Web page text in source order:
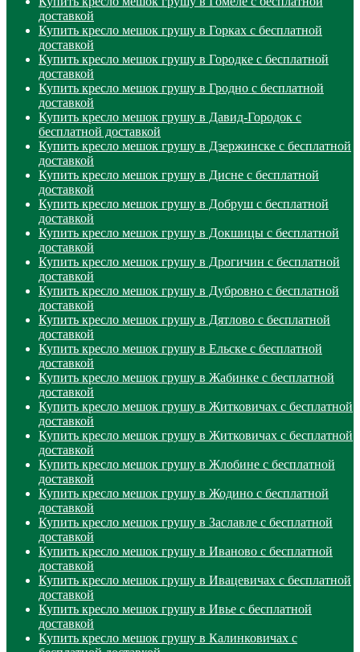
доставкой
Купить кресло мешок грушу в Горках с бесплатной
доставкой
Купить кресло мешок грушу в Городке с бесплатной
доставкой
Купить кресло мешок грушу в Гродно с бесплатной
доставкой
Купить кресло мешок грушу в Давид-Городок с
бесплатной доставкой
Купить кресло мешок грушу в Дзержинске с бесплатной
доставкой
Купить кресло мешок грушу в Дисне с бесплатной
доставкой
Купить кресло мешок грушу в Добруш с бесплатной
доставкой
Купить кресло мешок грушу в Докшицы с бесплатной
доставкой
Купить кресло мешок грушу в Дрогичин с бесплатной
доставкой
Купить кресло мешок грушу в Дубровно с бесплатной
доставкой
Купить кресло мешок грушу в Дятлово с бесплатной
доставкой
Купить кресло мешок грушу в Ельске с бесплатной
доставкой
Купить кресло мешок грушу в Жабинке с бесплатной
доставкой
Купить кресло мешок грушу в Житковичах с бесплатной
доставкой
Купить кресло мешок грушу в Житковичах с бесплатной
доставкой
Купить кресло мешок грушу в Жлобине с бесплатной
доставкой
Купить кресло мешок грушу в Жодино с бесплатной
доставкой
Купить кресло мешок грушу в Заславле с бесплатной
доставкой
Купить кресло мешок грушу в Иваново с бесплатной
доставкой
Купить кресло мешок грушу в Ивацевичах с бесплатной
доставкой
Купить кресло мешок грушу в Ивье с бесплатной
доставкой
Купить кресло мешок грушу в Калинковичах с